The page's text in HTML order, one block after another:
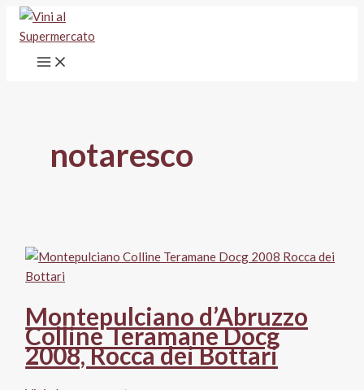
Vai
contenuto
notaresco
Montepulciano d’Abruzzo
Colline Teramane Docg
2008, Rocca dei Bottari